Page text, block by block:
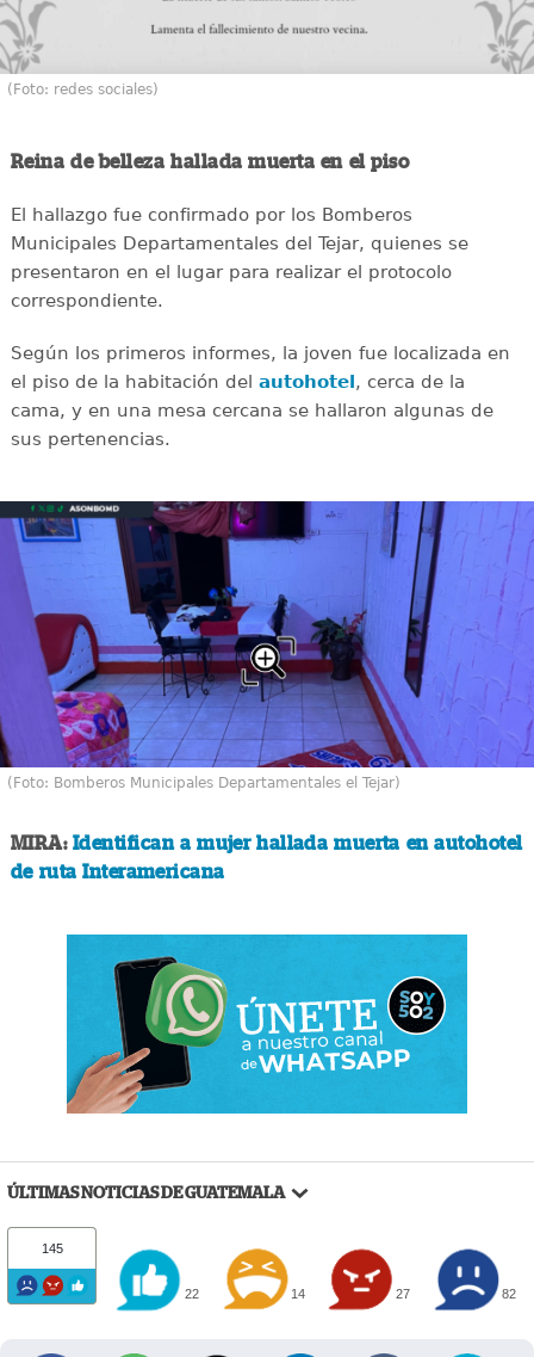
(Foto: redes sociales)
Reina de belleza hallada muerta en el piso
El hallazgo fue confirmado por los Bomberos
Municipales Departamentales del Tejar, quienes se
presentaron en el lugar para realizar el protocolo
correspondiente.
Según los primeros informes, la joven fue localizada en
el piso de la habitación del autohotel, cerca de la
cama, y en una mesa cercana se hallaron algunas de
sus pertenencias.
(Foto: Bomberos Municipales Departamentales el Tejar)
MIRA:Identifican a mujer hallada muerta en autohotel
de ruta Interamericana
ÚLTIMAS NOTICIAS DE GUATEMALA
145
22 14 27 82